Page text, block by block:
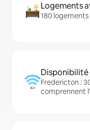
Logements
180
Disponibilité
Fredericton :
comprennent